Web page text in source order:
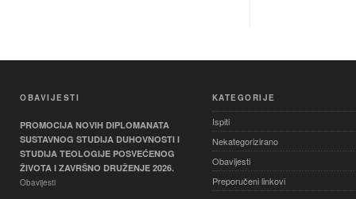
OBAVIJESTI
PROMOCIJA NOVIH DIPLOMANATA
SUSTAVNOG STUDIJA DUHOVNOSTI I
STUDIJA TEOLOGIJE POSVEĆENOG
ŽIVOTA I ZAVRŠNO DRUŽENJE 2026.
Obavijesti
KATEGORIJE
Ispiti
Nekategorizirano
Obavijesti
Preporučeni linkovi